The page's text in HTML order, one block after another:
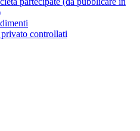
controllati